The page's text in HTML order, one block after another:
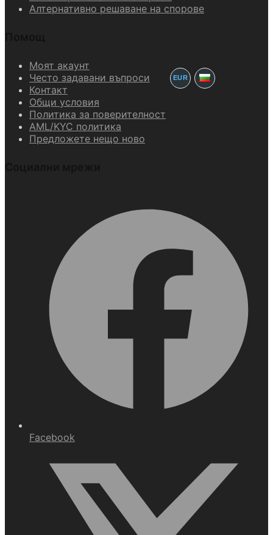
EUR
Алтернативно решаване на спорове
Моят акаунт
Често задавани въпроси
Контакт
Общи условия
Политика за поверителност
AML/KYC политика
Предложете нещо ново
Facebook